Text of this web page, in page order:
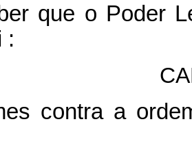
que o Poder
:
contra a